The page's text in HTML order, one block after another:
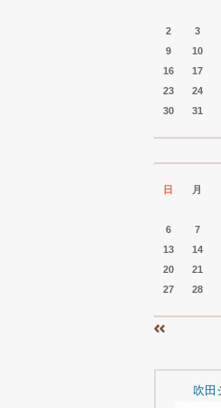
2
3
9
10
16
17
23
24
30
31
日 月
6
7
13
14
20
21
27
28
吹田